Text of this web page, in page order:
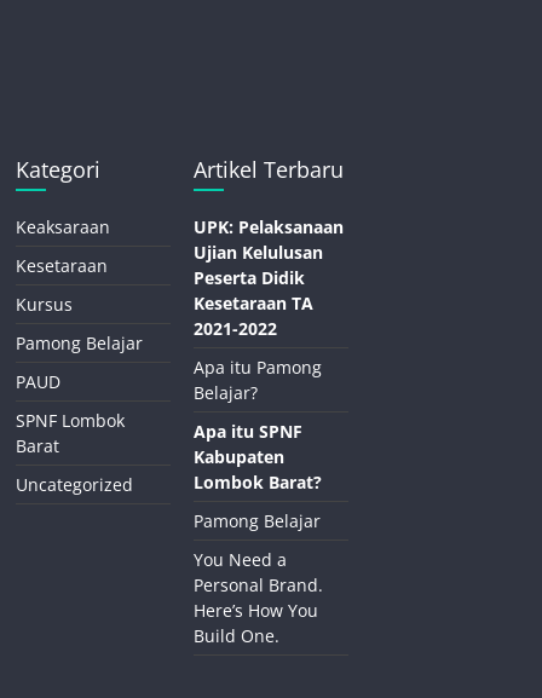
Kategori
Keaksaraan
Kesetaraan
Kursus
Pamong Belajar
PAUD
SPNF Lombok
Barat
Uncategorized
Artikel Terbaru
UPK: Pelaksanaan
Ujian Kelulusan
Peserta Didik
Kesetaraan TA
2021-2022
Apa itu Pamong
Belajar?
Apa itu SPNF
Kabupaten
Lombok Barat?
Pamong Belajar
You Need a
Personal Brand.
Here’s How You
Build One.